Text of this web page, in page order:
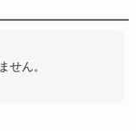
せん。